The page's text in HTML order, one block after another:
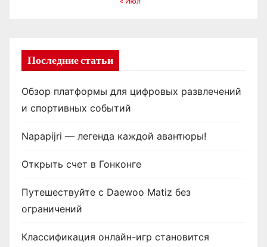
Последние статьи
Обзор платформы для цифровых развлечений
и спортивных событий
Napapijri — легенда каждой авантюры!
Открыть счет в Гонконге
Путешествуйте с Daewoo Matiz без
ограничений
Классификация онлайн-игр становится